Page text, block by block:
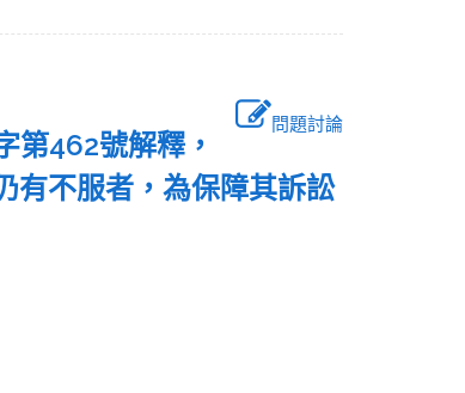
問題討論
第462號解釋，
有不服者，為保障其訴訟